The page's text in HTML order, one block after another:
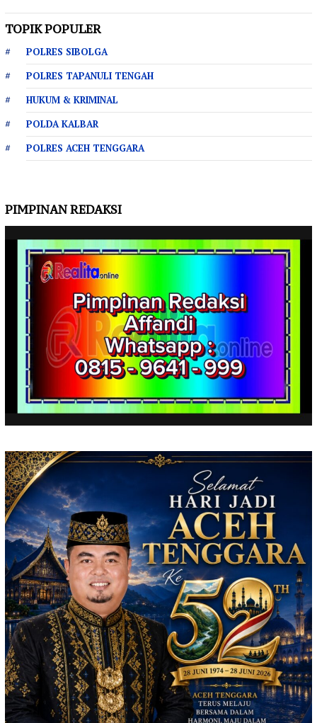
TOPIK POPULER
POLRES SIBOLGA
POLRES TAPANULI TENGAH
HUKUM & KRIMINAL
POLDA KALBAR
POLRES ACEH TENGGARA
PIMPINAN REDAKSI